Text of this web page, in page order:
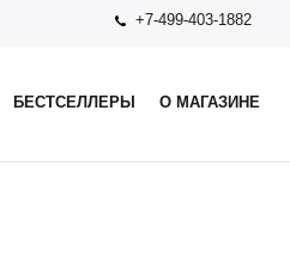
+7-499-403-1882
БЕСТСЕЛЛЕРЫ О МАГАЗИНЕ